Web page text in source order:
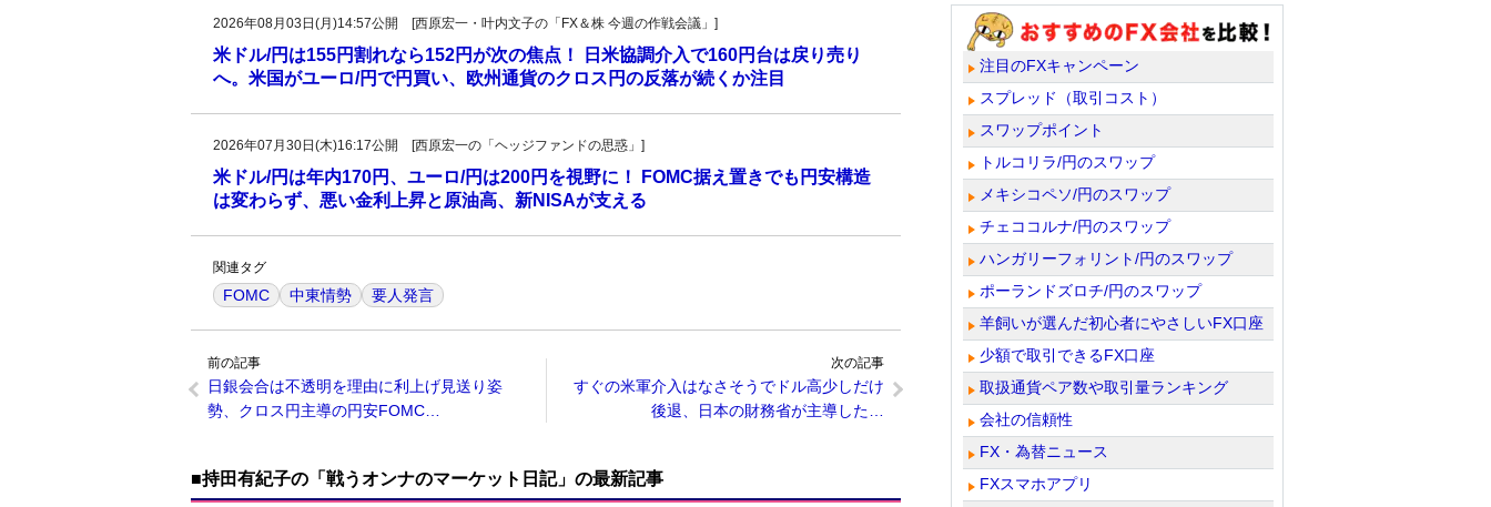
2026年08月03日(月)14:57公開 [西原宏一・叶内文子の「FX＆株 今週の作戦会議」]
米ドル/円は155円割れなら152円が次の焦点！ 日米協調介入で160円台は戻り売り
へ。米国がユーロ/円で円買い、欧州通貨のクロス円の反落が続くか注目
2026年07月30日(木)16:17公開 [西原宏一の「ヘッジファンドの思惑」]
米ドル/円は年内170円、ユーロ/円は200円を視野に！ FOMC据え置きでも円安構造
は変わらず、悪い金利上昇と原油高、新NISAが支える
関連タグ
FOMC 中東情勢 要人発言
前の記事
日銀会合は不透明を理由に利上げ見送り姿
勢、クロス円主導の円安FOMC…
次の記事
すぐの米軍介入はなさそうでドル高少しだけ
後退、日本の財務省が主導した…
■持田有紀子の「戦うオンナのマーケット日記」の最新記事
注目のFXキャンペーン
スプレッド（取引コスト）
スワップポイント
トルコリラ/円のスワップ
メキシコペソ/円のスワップ
チェココルナ/円のスワップ
ハンガリーフォリント/円のスワップ
ポーランドズロチ/円のスワップ
羊飼いが選んだ初心者にやさしいFX口座
少額で取引できるFX口座
取扱通貨ペア数や取引量ランキング
会社の信頼性
FX・為替ニュース
FXスマホアプリ